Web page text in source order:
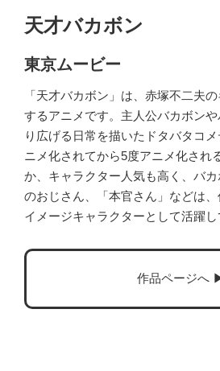
天才バカボン
東京ムービー
「天才バカボン」は、赤塚不二夫
するアニメです。主人公バカボン
り広げる日常を描いたドタバタコ
ニメ化されてから5度アニメ化され
か、キャラクター人気も高く、バ
のおじさん、「本官さん」などは
イメージキャラクターとして活躍し
作品ページへ